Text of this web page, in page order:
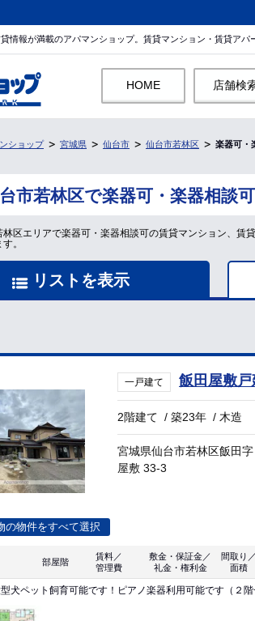
情報が満載のアパマンショップ。賃貸マンション・賃貸アパ
HOME 店舗検
ショップ 宮城県 仙台市 仙台市若林区 楽器可・
市若林区で楽器可・楽器相談
区エリアで楽器可・楽器相談可の賃貸マンション、賃
。
リストを表示
一戸建て 飯田屋敷戸
2階建て /築23年 / 木造
宮城県仙台市若林区飯田字
屋敷 33-3
の物件をすべて選択
部屋階
賃料／
管理費
敷金・保証金／
礼金・権利金
間取り／
面積
犬ペット飼育可能です！ピアノ楽器利用可能です（２